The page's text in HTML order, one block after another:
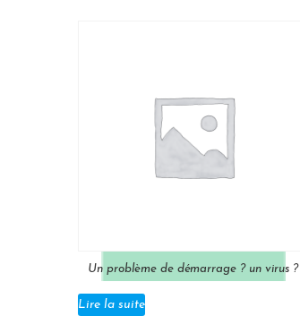
Un problème de démarrage ? un virus ?
Lire la suite